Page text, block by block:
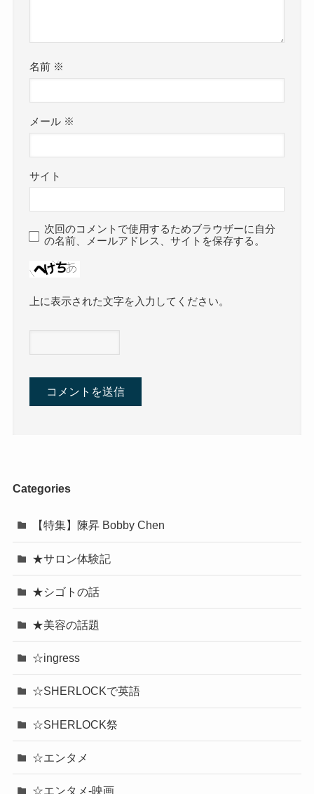
名前 ※
メール ※
サイト
次回のコメントで使用するためブラウザーに自分
の名前、メールアドレス、サイトを保存する。
上に表示された文字を入力してください。
Categories
【特集】陳昇 Bobby Chen
★サロン体験記
★シゴトの話
★美容の話題
☆ingress
☆SHERLOCKで英語
☆SHERLOCK祭
☆エンタメ
☆エンタメ-映画